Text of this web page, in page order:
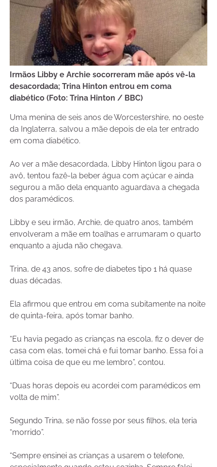
Irmãos Libby e Archie socorreram mãe após vê-la
desacordada; Trina Hinton entrou em coma
diabético (Foto: Trina Hinton / BBC)
Uma menina de seis anos de Worcestershire, no oeste
da Inglaterra, salvou a mãe depois de ela ter entrado
em coma diabético.
Ao ver a mãe desacordada, Libby Hinton ligou para o
avô, tentou fazê-la beber água com açúcar e ainda
segurou a mão dela enquanto aguardava a chegada
dos paramédicos.
Libby e seu irmão, Archie, de quatro anos, também
envolveram a mãe em toalhas e arrumaram o quarto
enquanto a ajuda não chegava.
Trina, de 43 anos, sofre de diabetes tipo 1 há quase
duas décadas.
Ela afirmou que entrou em coma subitamente na noite
de quinta-feira, após tomar banho.
“Eu havia pegado as crianças na escola, fiz o dever de
casa com elas, tomei chá e fui tomar banho. Essa foi a
última coisa de que eu me lembro”, contou.
“Duas horas depois eu acordei com paramédicos em
volta de mim”.
Segundo Trina, se não fosse por seus filhos, ela teria
“morrido”.
“Sempre ensinei as crianças a usarem o telefone,